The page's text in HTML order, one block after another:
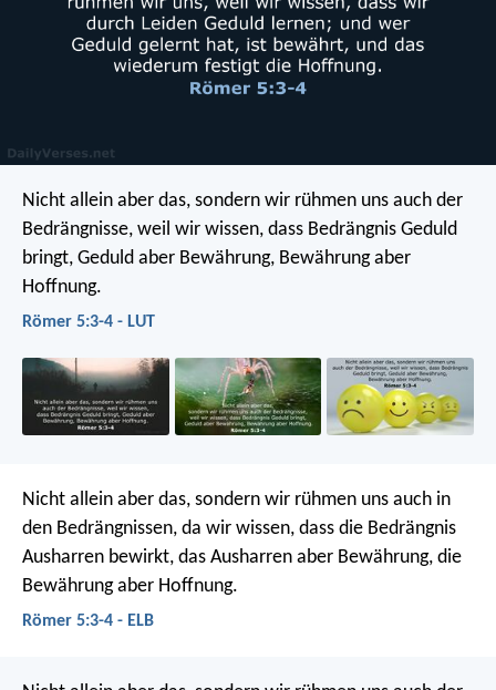
Nicht allein aber das, sondern wir rühmen uns auch der
Bedrängnisse, weil wir wissen, dass Bedrängnis Geduld
bringt, Geduld aber Bewährung, Bewährung aber
Hoffnung.
Römer 5:3-4 - LUT
Nicht allein aber das, sondern wir rühmen uns auch in
den Bedrängnissen, da wir wissen, dass die Bedrängnis
Ausharren bewirkt, das Ausharren aber Bewährung, die
Bewährung aber Hoffnung.
Römer 5:3-4 - ELB